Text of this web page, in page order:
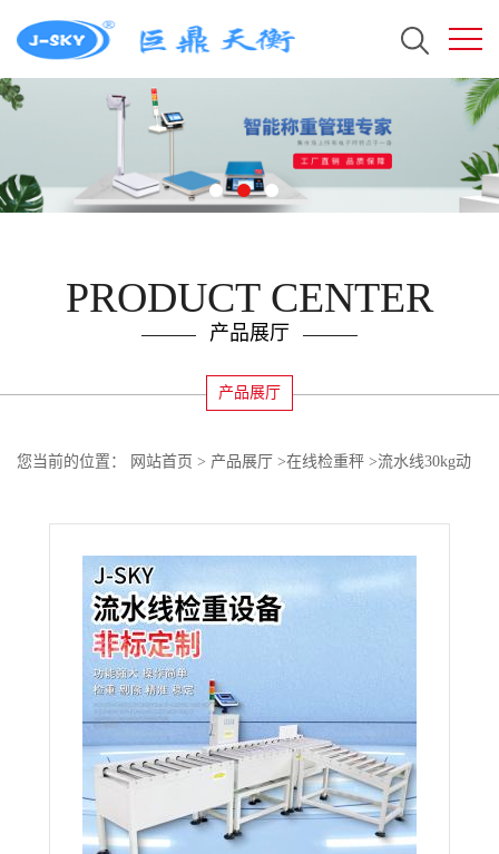
PRODUCT CENTER
产品展厅
产品展厅
您当前的位置： 网站首页 > 产品展厅 >在线检重秤 >流水线30kg动